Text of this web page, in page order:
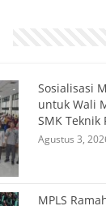
Sosialisasi
untuk Wali
SMK Teknik
Agustus 3,
MPLS